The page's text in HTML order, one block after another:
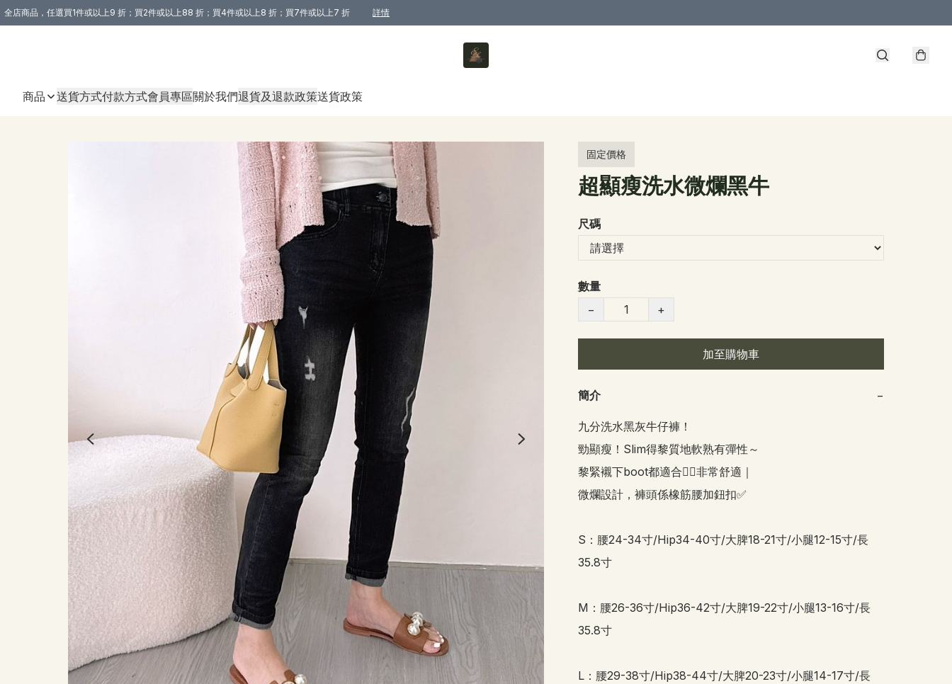
全店商品，任選買1件或以上9 折；買2件或以上88 折；買4件或以上8 折；買7件或以上7 折 詳情
商品 送貨方式付款方式會員專區關於我們退貨及退款政策送貨政策
固定價格
超顯瘦洗水微爛黑牛
尺碼
數量
−
+
加至購物車
簡介 −
九分洗水黑灰牛仔褲！
勁顯瘦！Slim得黎質地軟熟有彈性～
黎緊襯下boot都適合👍🏻非常舒適｜
微爛設計，褲頭係橡筋腰加鈕扣✅
S：腰24-34寸/Hip34-40寸/大脾18-21寸/小腿12-15寸/長
35.8寸
M：腰26-36寸/Hip36-42寸/大脾19-22寸/小腿13-16寸/長
35.8寸
L：腰29-38寸/Hip38-44寸/大脾20-23寸/小腿14-17寸/長